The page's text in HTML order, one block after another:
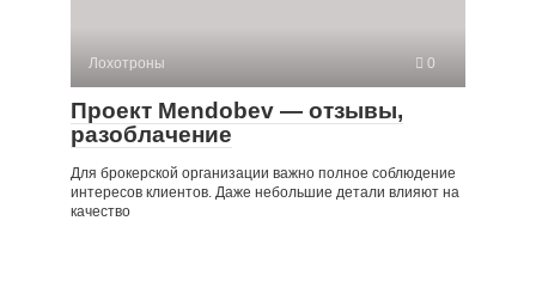
Лохотроны 0
Проект Mendobev — отзывы,
разоблачение
Для брокерской организации важно полное соблюдение
интересов клиентов. Даже небольшие детали влияют на
качество